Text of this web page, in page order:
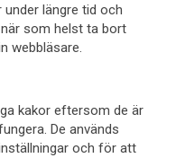
under längre tid och
som helst ta bort
webbläsare.
kakor eftersom de är
De används
och för att